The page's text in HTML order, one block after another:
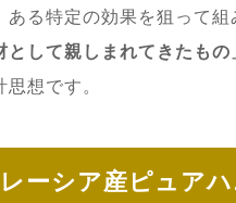
ある特定の効果を狙って組
として親しまれてきたも
想です。
ーシア産ピュアハ